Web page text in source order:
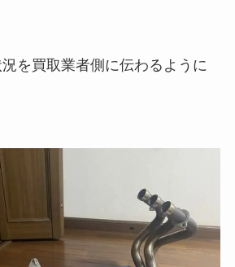
を買取業者側に伝わるように